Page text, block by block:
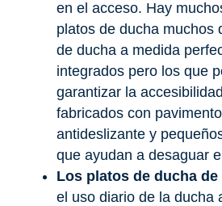
en el acceso. Hay
platos de ducha muchos
de ducha a medida
integrados pero los que
garantizar la
fabricados con
antideslizante y
que ayudan a desaguar
Los platos de ducha de
el uso diario de la ducha